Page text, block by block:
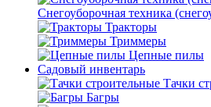
Снегоуборочная техника
Тракторы
Триммеры
Цепные пилы
Садовый инвентарь
Тачки
Багры